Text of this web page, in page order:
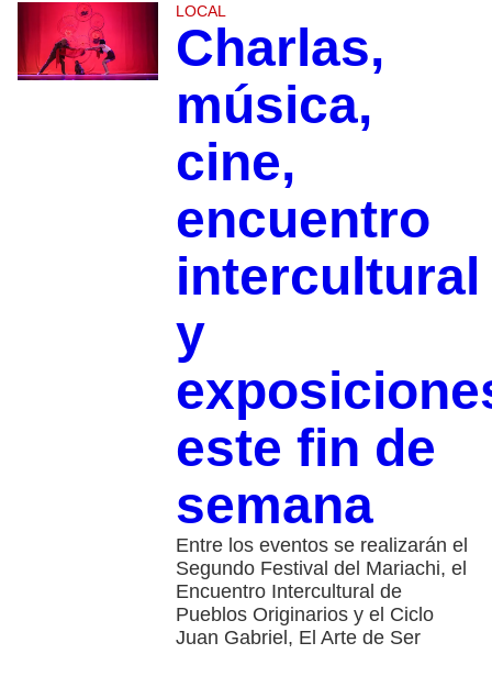
LOCAL
Charlas,
música,
cine,
encuentro
intercultural
y
este fin de
semana
Entre los eventos se realizarán el
Segundo Festival del Mariachi, el
Encuentro Intercultural de
Pueblos Originarios y el Ciclo
Juan Gabriel, El Arte de Ser